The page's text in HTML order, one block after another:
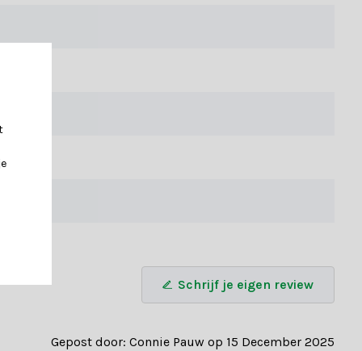
Schrijf je eigen review
Gepost door: Connie Pauw op 15 December 2025